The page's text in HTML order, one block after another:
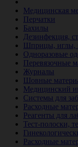
Медицинская
Перчатки
Бахилы
Дезинфекция,
Шприцы, иглы,
Одноразовые
Перевязочные
Журналы
Шовные
Медицинский
Системы для
Расходные
Реагенты для
Тест-полоски,
Расходные